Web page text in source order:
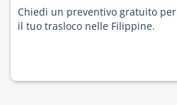
Chiedi un preventivo gratuito per
il tuo trasloco nelle Filippine.